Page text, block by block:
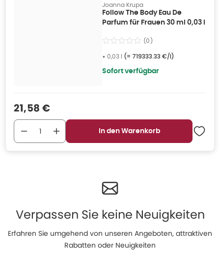
Joanna Krupa
Follow The Body Eau De
Parfum für Frauen 30 ml 0,03 l
(0)
• 0,03 l (= 719333.33 €/l)
Sofort verfügbar
Verkaufspreis
21,58 €
In den Warenkorb
Verpassen Sie keine Neuigkeiten
Erfahren Sie umgehend von unseren Angeboten, attraktiven
Rabatten oder Neuigkeiten